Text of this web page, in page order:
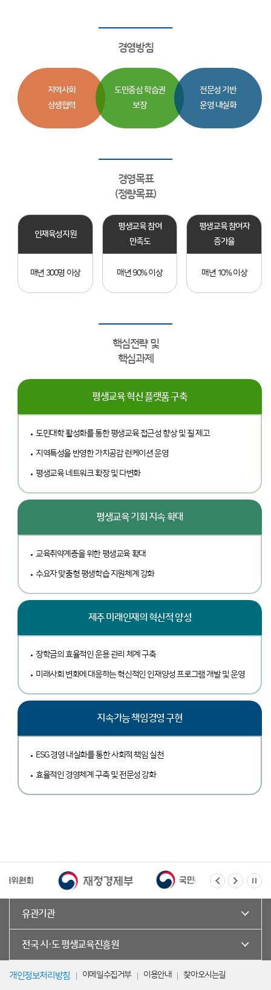
경영방침
지역사회
상생협력
도민중심 학습권
보장
전문성 기반
운영 내실화
경영목표
(정량목표)
인재육성지원
매년 300명 이상
평생교육 참여
만족도
매년 90% 이상
평생교육 참여자
증가율
매년 10% 이상
핵심전략 및
핵심과제
평생교육 혁신 플랫폼 구축
도민대학 활성화를 통한 평생교육 접근성 향상 및 질 제고
지역특성을 반영한 가치공감 런케이션 운영
평생교육 네트워크 확장 및 다변화
평생교육 기회 지속 확대
교육취약계층을 위한 평생교육 확대
수요자 맞춤형 평생학습 지원체계 강화
제주 미래인재의 혁신적 양성
장학금의 효율적인 운용 관리 체계 구축
미래사회 변화에 대응하는 혁신적인 인재양성 프로그램 개발 및 운영
지속가능 책임경영 구현
ESG 경영 내실화를 통한 사회적 책임 실천
효율적인 경영체계 구축 및 전문성 강화
유관기관
전국 시·도 평생교육진흥원
개인정보처리방침 이메일수집거부 이용안내 찾아오시는길